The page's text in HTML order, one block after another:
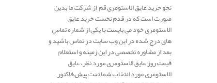
نحو خرید عایق الاستومری قم از شرکت ما بدین
صورت است که در قدم نخست خرید عایق
الاستومری خود می بایست با یکی از شماره تماس
های درج شده در این وب سایت در تماس باشید و
بعد از مشاوره تخصصی در این زمینه و استعلام
قیمت روز عایق الاستومری مورد نظر، عایق
الاستومری مورد انتخاب شما تحت پیش فاکتور